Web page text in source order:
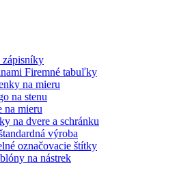
zápisníky
Firemné tabuľky
na mieru
na stenu
na mieru
na dvere a schránku
výroba
označovacie štítky
na nástrek